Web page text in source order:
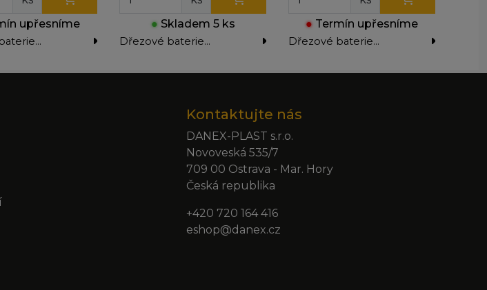
upřesníme
● Skladem 5 ks
Dřezové baterie
● Termín upřesníme
Dřezové baterie
Kontaktujte nás
DANEX-PLAST s.r.o.
Novoveská 535/7
709 00 Ostrava - Mar. Hory
Česká republika
+420 720 164 416
eshop@danex.cz